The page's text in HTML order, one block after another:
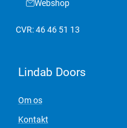
Webshop
CVR: 46 46 51 13
Lindab Doors
Om os
Kontakt